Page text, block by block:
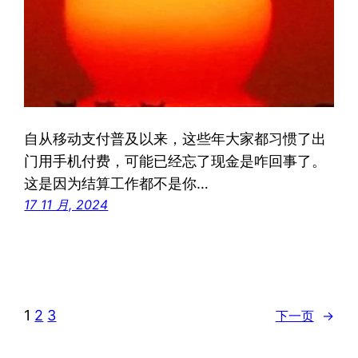
自从移动支付普及以来，这些年大家都习惯了出
门用手机付费，可能已经忘了现金是咋回事了。
这是因为结算工作都不是你…
17 11 月, 2024
1 2 3 下一页 →